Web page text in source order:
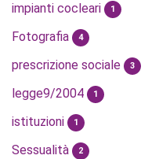
impianti cocleari 1
Fotografia 4
prescrizione sociale 3
legge9/2004 1
istituzioni 1
Sessualità 2